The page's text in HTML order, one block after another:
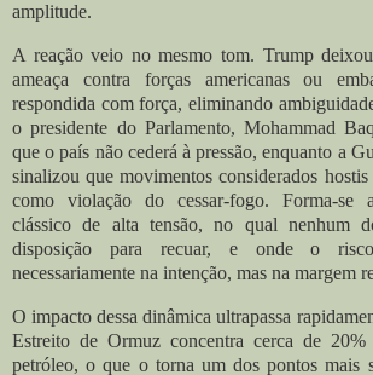
amplitude.
A reação veio no mesmo tom. Trump
ameaça contra forças americanas ou
respondida com força, eliminando
o presidente do Parlamento, Mohammad
que o país não cederá à pressão, enquanto a
sinalizou que movimentos considerados hostis
como violação do cessar-fogo. Forma-se
clássico de alta tensão, no qual nenhum
disposição para recuar, e onde o
necessariamente na intenção, mas na margem
O impacto dessa dinâmica ultrapassa
Estreito de Ormuz concentra cerca de
petróleo, o que o torna um dos pontos mais